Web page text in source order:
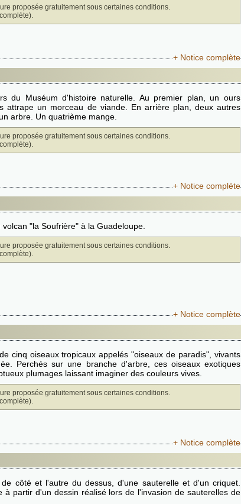
proposée gratuitement sous certaines conditions.
+ Notice complète
du Muséum d'histoire naturelle. Au premier plan, un ours
attrape un morceau de viande. En arrière plan, deux autres
arbre. Un quatrième mange.
proposée gratuitement sous certaines conditions.
+ Notice complète
"la Soufrière" à la Guadeloupe.
proposée gratuitement sous certaines conditions.
+ Notice complète
cinq oiseaux tropicaux appelés "oiseaux de paradis", vivants
Perchés sur une branche d'arbre, ces oiseaux exotiques
plumages laissant imaginer des couleurs vives.
proposée gratuitement sous certaines conditions.
+ Notice complète
côté et l'autre du dessus, d'une sauterelle et d'un criquet.
à partir d'un dessin réalisé lors de l'invasion de sauterelles de